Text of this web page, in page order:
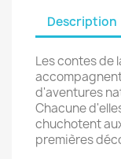
Description
Les contes de
d'aventures
Chacune
chuchotent
premières